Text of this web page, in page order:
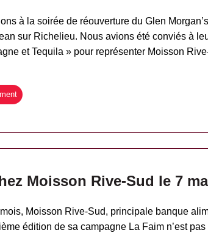
à la soirée de réouverture du Glen
sur Richelieu. Nous avions été conviés à
et Tequila » pour représenter Moisson
Moisson Rive-Sud le 7
Moisson Rive-Sud, principale banque
édition de sa campagne La Faim n’est pas